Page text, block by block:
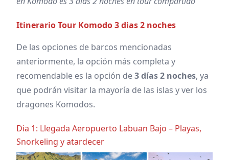
Itinerario Tour Komodo 3 dias 2 noches
De las opciones de barcos mencionadas
anteriormente, la opción más completa y
recomendable es la opción de3 días 2 noches, ya
que podrán visitar la mayoría de las islas y ver los
dragones Komodos.
Dia 1: Llegada Aeropuerto Labuan Bajo – Playas,
Snorkeling y atardecer